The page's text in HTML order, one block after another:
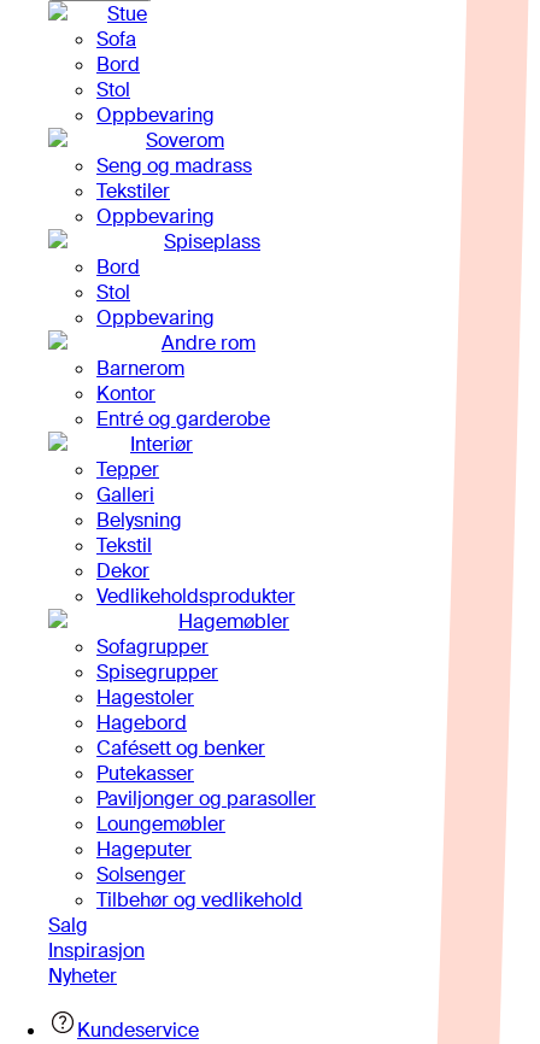
Stue
Sofa
Bord
Stol
Oppbevaring
Soverom
Seng og madrass
Tekstiler
Oppbevaring
Spiseplass
Bord
Stol
Oppbevaring
Andre rom
Barnerom
Kontor
Entré og garderobe
Interiør
Tepper
Galleri
Belysning
Tekstil
Dekor
Vedlikeholdsprodukter
Hagemøbler
Sofagrupper
Spisegrupper
Hagestoler
Hagebord
Cafésett og benker
Putekasser
Paviljonger og parasoller
Loungemøbler
Hageputer
Solsenger
Tilbehør og vedlikehold
Salg
Inspirasjon
Nyheter
Kundeservice